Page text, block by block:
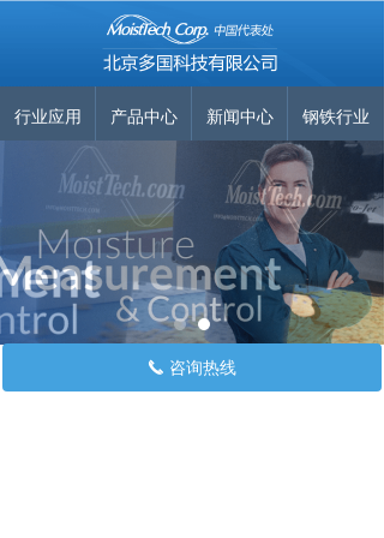
行业应用 产品中心 新闻中心 钢铁行业
끅 咨询热线